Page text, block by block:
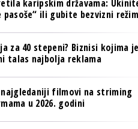
BANKE
OSIGURANJE
TECH I AI
BIZNIS & SPORT
PULS REGIONA
NOVO NA RAFU
TECH I AI
PULS REGIONA
karipskim državama:
pasoše“ ili gubite bezvizni režim
za 40 stepeni? Biznisi kojima je
talas najbolja reklama
najgledaniji filmovi na striming
u 2026. godini